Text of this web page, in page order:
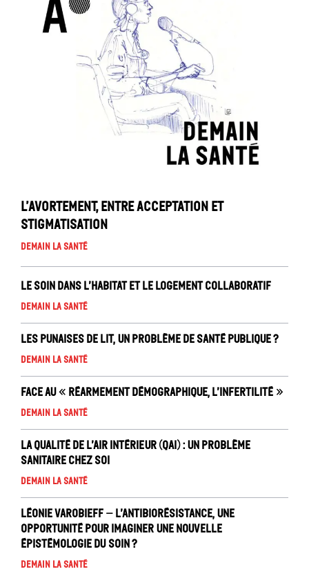
L’avortement, entre acceptation et
stigmatisation
Demain la santé
Le soin dans l’habitat et le logement collaboratif
Demain la santé
Les punaises de lit, un problème de santé publique ?
Demain la santé
Face au « réarmement démographique, l’infertilité »
Demain la santé
La Qualité de l’air intérieur (QAI) : un problème
sanitaire chez soi
Demain la santé
Léonie Varobieff – L’antibiorésistance, une
opportunité pour imaginer une nouvelle
épistémologie du soin ?
Demain la santé